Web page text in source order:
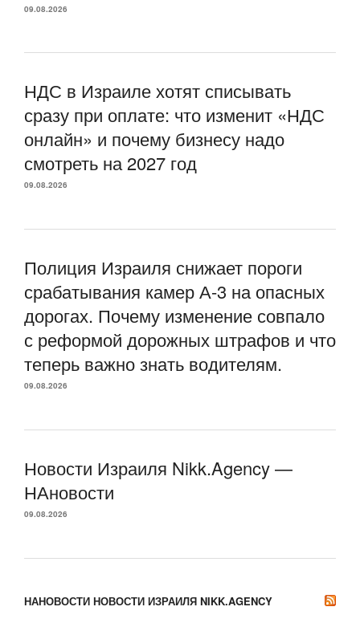
09.08.2026
НДС в Израиле хотят списывать
сразу при оплате: что изменит «НДС
онлайн» и почему бизнесу надо
смотреть на 2027 год
09.08.2026
Полиция Израиля снижает пороги
срабатывания камер А-3 на опасных
дорогах. Почему изменение совпало
с реформой дорожных штрафов и что
теперь важно знать водителям.
09.08.2026
Новости Израиля Nikk.Agency —
НАновости
09.08.2026
НАНОВОСТИ НОВОСТИ ИЗРАИЛЯ NIKK.AGENCY